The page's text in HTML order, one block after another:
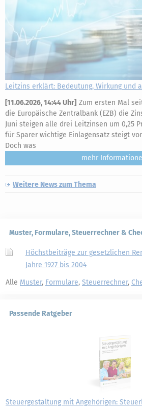
Leitzins erklärt: Bedeutung, Wirkung und
[11.06.2026, 14:44 Uhr] Zum ersten Mal
die Europäische Zentralbank (EZB) die
Juni steigen alle drei Leitzinsen um 0,25
für Sparer wichtige Einlagensatz steigt
Doch was
mehr
Weitere News zum Thema
Muster, Formulare, Steuerrechner &
Höchstbeiträge zur gesetzlichen
Jahre 1927 bis 2004
Alle Muster, Formulare, Steuerrechner,
Passende Ratgeber
Steuergestaltung mit Angehörigen: